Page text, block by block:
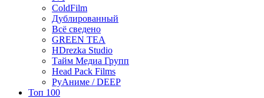
ColdFilm
Дублированный
Всё сведено
GREEN TEA
HDrezka Studio
Тайм Медиа Групп
Head Pack Films
РуАниме / DEEP
Топ 100